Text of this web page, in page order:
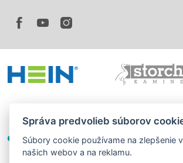
Správa predvolieb súborov
Súbory cookie používame na zlepšenie
našich webov a na reklamu.